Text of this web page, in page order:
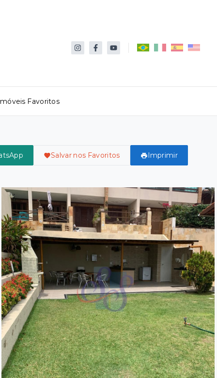
Favoritos
Salvar nos Favoritos Imprimir